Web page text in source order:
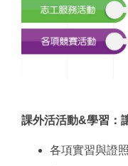
課外活活動&學習：
各項實習與證